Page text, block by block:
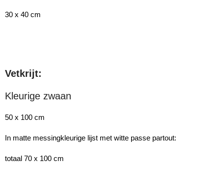
30 x 40 cm
Vetkrijt:
Kleurige zwaan
50 x 100 cm
In matte messingkleurige lijst met witte passe partout:
totaal 70 x 100 cm